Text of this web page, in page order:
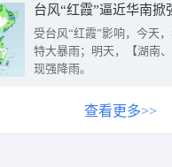
台风“红霞”逼近华南
受台风“红霞”影响，今天
特大暴雨；明天，【湖南
现强降雨。
查看更多>>